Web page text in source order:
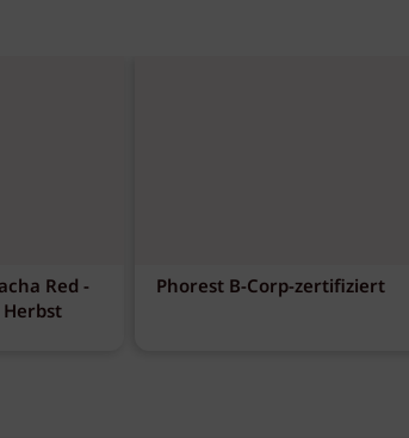
Red -
Phorest B-Corp-zertifiziert